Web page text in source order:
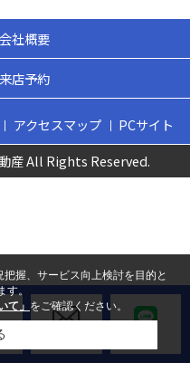
会社概要
来店予約
アクセスマップ
PCサイト
産 All Rights Reserved.
握、サービス向上検討を目的と
。
て」 をご確認ください。